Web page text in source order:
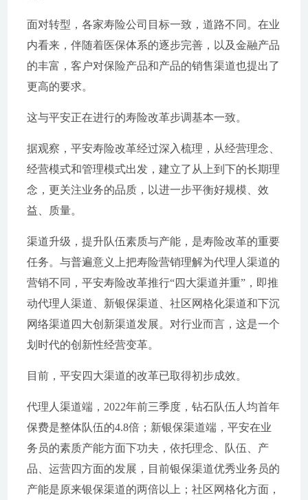
面对转型，各家寿险公司目标一致，道路不同。在业
内看来，伴随着医保体系的逐步完善，以及金融产品
的丰富，客户对保险产品和产品的销售渠道也提出了
更高的要求。
这与平安正在进行的寿险改革步调基本一致。
据观察，平安寿险改革经过深入梳理，从经营理念、
经营模式和管理模式出发，建立了从上到下的长期理
念，更关注业务的品质，以进一步平衡好规模、效
益、质量。
渠道升级，提升队伍素质与产能，是寿险改革的重要
任务。与普遍意义上把寿险营销理解为代理人渠道的
营销不同，平安寿险改革推行“四大渠道并重”，即推
动代理人渠道、新银保渠道、社区网格化渠道和下沉
网络渠道四大创新渠道发展。对行业而言，这是一个
划时代的创新性经营变革。
目前，平安四大渠道的改革已取得初步成效。
代理人渠道端，2022年前三季度，钻石队伍人均首年
保费是整体队伍的4.8倍；新银保渠道端，平安在业
务员的素质产能方面下功夫，依托理念、队伍、产
品、运营四方面的发展，目前银保渠道优秀业务员的
产能是原来银保渠道的两倍以上；社区网格化方面，